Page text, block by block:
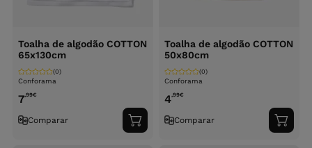
Toalha de algodão COTTON
65x130cm
Conforama
(0)
7,99€
Comparar
Adicionar
ao
Toalha de algodão COTTON
50x80cm
Conforama
(0)
4,99€
Comparar
ao